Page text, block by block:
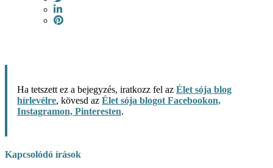
Ha tetszett ez a bejegyzés, iratkozz fel az Élet sója blog
hírlevélre, kövesd az Élet sója blogot Facebookon,
Instagramon, Pinteresten.
Kapcsolódó írások